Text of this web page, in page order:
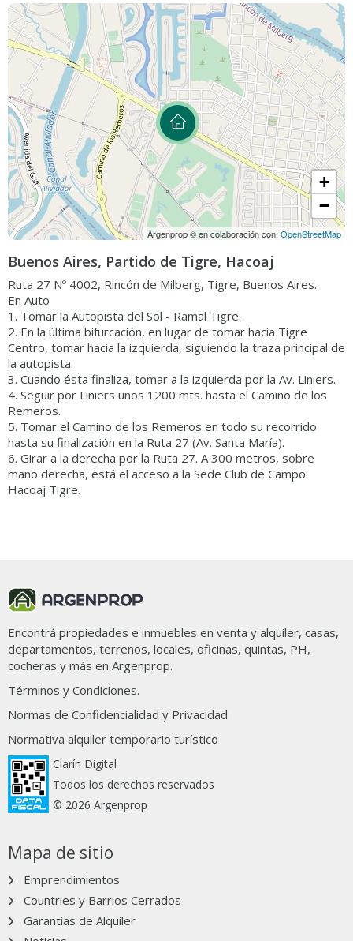
+
−
Argenprop © en colaboración con;OpenStreetMap
Buenos Aires, Partido de Tigre, Hacoaj
Ruta 27 Nº 4002, Rincón de Milberg, Tigre, Buenos Aires.
En Auto
1. Tomar la Autopista del Sol - Ramal Tigre.
2. En la última bifurcación, en lugar de tomar hacia Tigre
Centro, tomar hacia la izquierda, siguiendo la traza principal de
la autopista.
3. Cuando ésta finaliza, tomar a la izquierda por la Av. Liniers.
4. Seguir por Liniers unos 1200 mts. hasta el Camino de los
Remeros.
5. Tomar el Camino de los Remeros en todo su recorrido
hasta su finalización en la Ruta 27 (Av. Santa María).
6. Girar a la derecha por la Ruta 27. A 300 metros, sobre
mano derecha, está el acceso a la Sede Club de Campo
35 propiedades en Club de Campo Hacoaj
1/14
USD145.000
Casa en Venta
65 m² cubie. 2 dorm.
Encontrá propiedades e inmuebles en venta y alquiler, casas,
departamentos, terrenos, locales, oficinas, quintas, PH,
cocheras y más en Argenprop.
Términos y Condiciones.
Normas de Confidencialidad y Privacidad
Normativa alquiler temporario turístico
Clarín Digital
Todos los derechos reservados
© 2026 Argenprop
Mapa de sitio
Emprendimientos
Countries y Barrios Cerrados
Garantías de Alquiler